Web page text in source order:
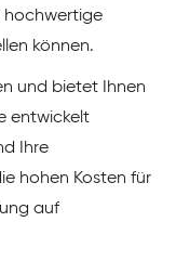
hochwertige
können.
und bietet Ihnen
entwickelt
Ihre
hohen Kosten für
auf